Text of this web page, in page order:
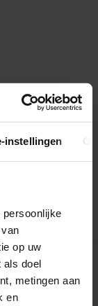
instellingen
op uw
als doel
metingen aan
en